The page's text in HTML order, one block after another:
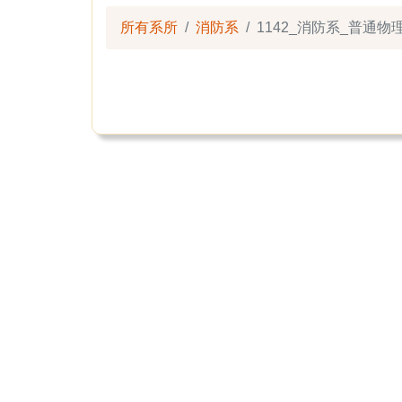
所有系所 消防系 1142_消防系_普通物